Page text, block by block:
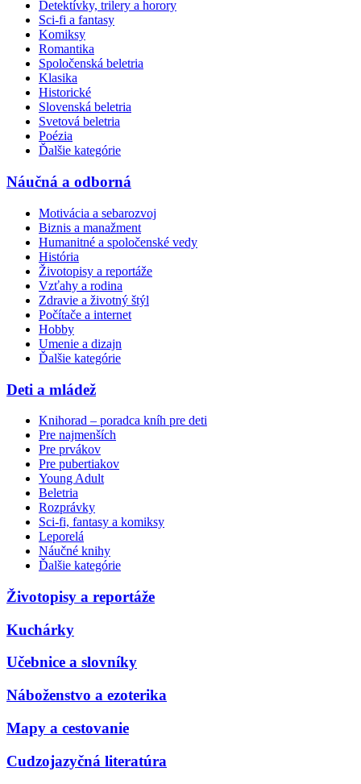
Detektívky, trilery a horory
Sci-fi a fantasy
Komiksy
Romantika
Spoločenská beletria
Klasika
Historické
Slovenská beletria
Svetová beletria
Poézia
Ďalšie kategórie
Náučná a odborná
Motivácia a sebarozvoj
Biznis a manažment
Humanitné a spoločenské vedy
História
Životopisy a reportáže
Vzťahy a rodina
Zdravie a životný štýl
Počítače a internet
Hobby
Umenie a dizajn
Ďalšie kategórie
Deti a mládež
Knihorad – poradca kníh pre deti
Pre najmenších
Pre prvákov
Pre pubertiakov
Young Adult
Beletria
Rozprávky
Sci-fi, fantasy a komiksy
Leporelá
Náučné knihy
Ďalšie kategórie
Životopisy a reportáže
Kuchárky
Učebnice a slovníky
Náboženstvo a ezoterika
Mapy a cestovanie
Cudzojazyčná literatúra